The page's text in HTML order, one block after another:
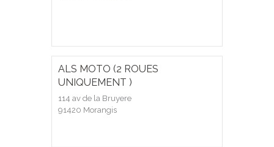
ALS MOTO (2 ROUES
UNIQUEMENT )
114 av de la Bruyere
91420 Morangis